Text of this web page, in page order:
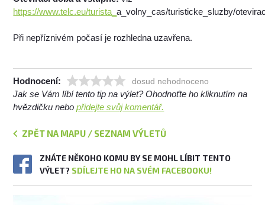
https://www.telc.eu/turista_a_volny_cas/turisticke_sluzby/
Při nepříznivém počasí je rozhledna uzavřena.
Hodnocení: dosud nehodnoceno
Jak se Vám líbí tento tip na výlet? Ohodnoťte ho kliknutím na
hvězdičku nebopřidejte svůj komentář.
ZPĚT NA MAPU / SEZNAM VÝLETŮ
ZNÁTE NĚKOHO KOMU BY SE MOHL LÍBIT TENTO
VÝLET? SDÍLEJTE HO NA SVÉM FACEBOOKU!